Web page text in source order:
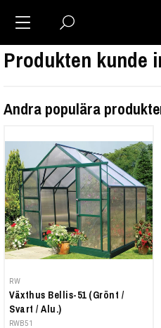
Produkten kunde
Andra populära
RW
Växthus Bellis-51 (Grönt /
Svart / Alu.)
RWB51